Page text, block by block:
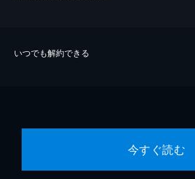
いつでも解約できる
今すぐ読む